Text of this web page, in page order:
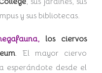
y sus bibliotecas.
los ciervos
. El mayor ciervo
esperándote desde el